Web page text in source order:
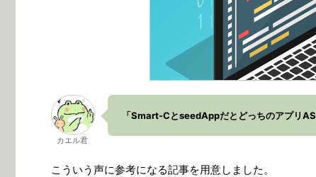
カエル君
「Smart-CとseedAppだとどっちのアプリ
こういう声に参考になる記事を用意しました。